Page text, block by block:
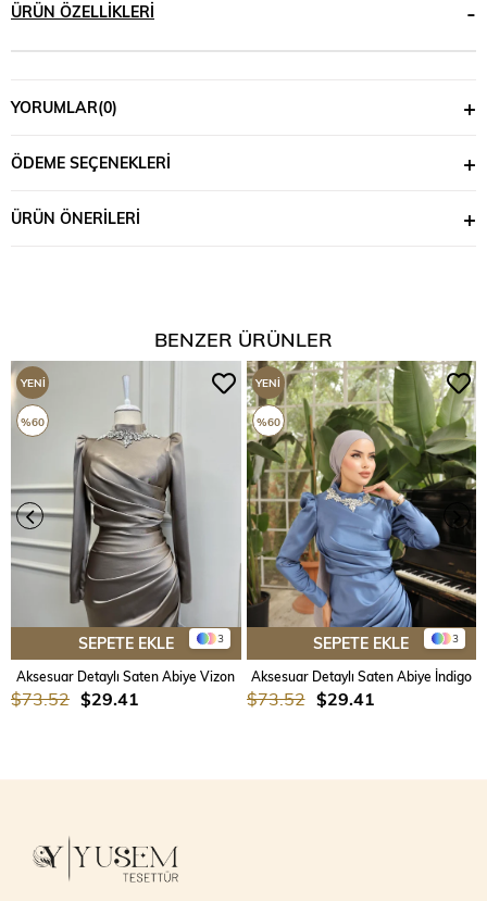
ÜRÜN ÖZELLIKLERI
YORUMLAR(0)
ÖDEME SEÇENEKLERI
ÜRÜN ÖNERILERI
BENZER ÜRÜNLER
3
SEPETE EKLE
Aksesuar Detaylı Saten Abiye Vizon
$29.41
$73.52
YENI
ÜRÜN
%60
3
SEPETE EKLE
Aksesuar Detaylı Saten Abiye İndigo
$29.41
$73.52
YENI
ÜRÜN
%60